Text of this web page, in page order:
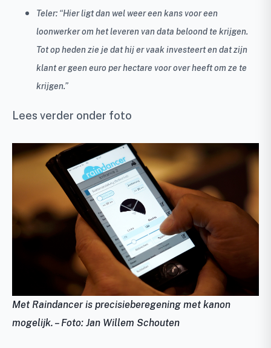
Teler: “Hier ligt dan wel weer een kans voor een
loonwerker om het leveren van data beloond te krijgen.
Tot op heden zie je dat hij er vaak investeert en dat zijn
klant er geen euro per hectare voor over heeft om ze te
krijgen.”
Lees verder onder foto
Met Raindancer is precisieberegening met kanon
mogelijk. – Foto: Jan Willem Schouten